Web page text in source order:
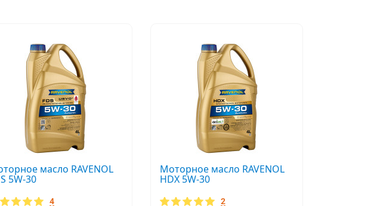
масло RAVENOL
5W-30
4
Моторное масло RAVENOL
HDX 5W-30
2